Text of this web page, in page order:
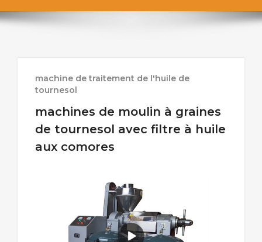
machine de traitement de l'huile de
tournesol
machines de moulin à graines
de tournesol avec filtre à huile
aux comores